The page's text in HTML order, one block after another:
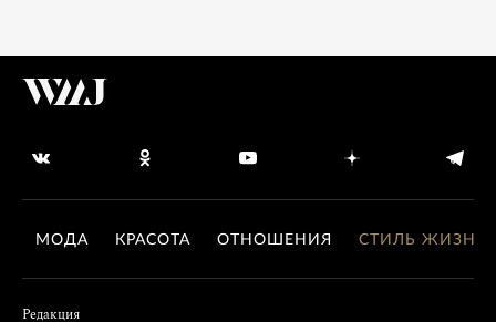
МОДА КРАСОТА ОТНОШЕНИЯ СТИЛЬ ЖИЗНИ
Редакция